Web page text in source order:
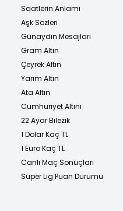
Saatlerin Anlamı
Aşk Sözleri
Günaydın Mesajları
Gram Altın
Çeyrek Altın
Yarım Altın
Ata Altın
Cumhuriyet Altını
22 Ayar Bilezik
1 Dolar Kaç TL
1 Euro Kaç TL
Canlı Maç Sonuçları
Süper Lig Puan Durumu